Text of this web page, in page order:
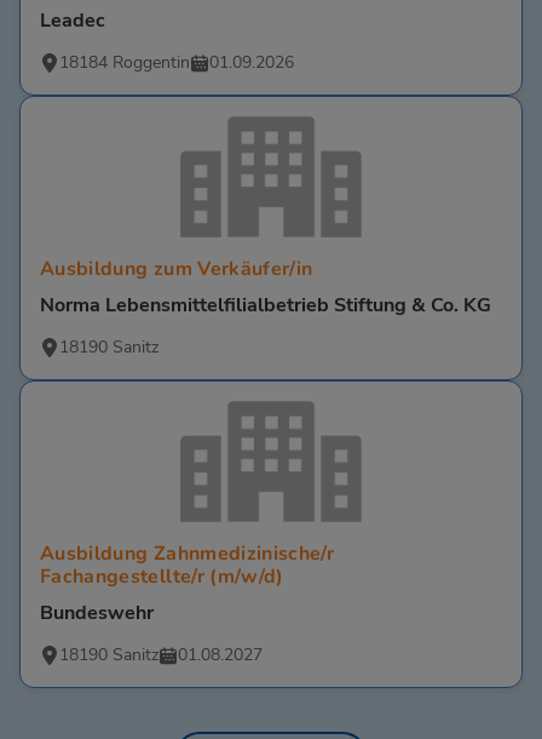
Leadec
18184 Roggentin 01.09.2026
Ausbildung zum Verkäufer/in
Norma Lebensmittelfilialbetrieb Stiftung & Co. KG
18190 Sanitz
Ausbildung Zahnmedizinische/r
Fachangestellte/r (m/w/d)
Bundeswehr
18190 Sanitz 01.08.2027